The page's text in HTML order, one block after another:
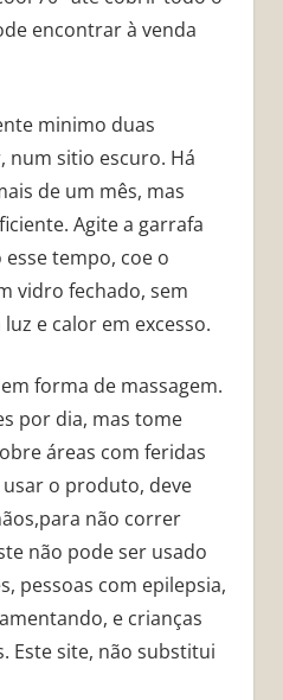
encontrar à venda
minimo duas
num sitio escuro. Há
de um mês, mas
Agite a garrafa
tempo, coe o
vidro fechado, sem
e calor em excesso.
forma de massagem.
por dia, mas tome
áreas com feridas
o produto, deve
não correr
não pode ser usado
pessoas com epilepsia,
e crianças
Este site, não substitui